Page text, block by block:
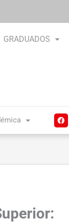
GRADUADOS
F
a
k